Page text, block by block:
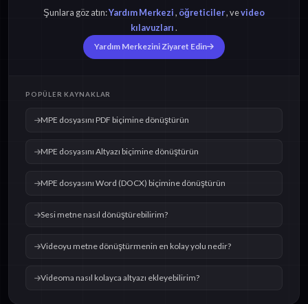
Şunlara göz atın:Yardım Merkezi, öğreticiler, vevideo
kılavuzları.
Yardım Merkezini Ziyaret Edin
POPÜLER KAYNAKLAR
MPE dosyasını PDF biçimine dönüştürün
MPE dosyasını Altyazı biçimine dönüştürün
MPE dosyasını Word (DOCX) biçimine dönüştürün
Sesi metne nasıl dönüştürebilirim?
Videoyu metne dönüştürmenin en kolay yolu nedir?
Videoma nasıl kolayca altyazı ekleyebilirim?